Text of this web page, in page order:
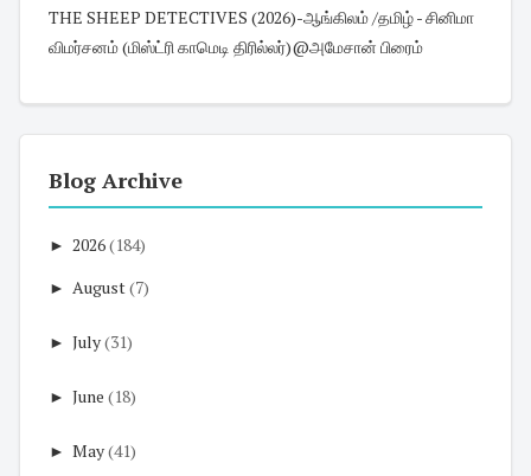
THE SHEEP DETECTIVES (2026)-ஆங்கிலம் /தமிழ் - சினிமா
விமர்சனம் (மிஸ்ட்ரி காமெடி திரில்லர்)@அமேசான் பிரைம்
Blog Archive
► 2026(184)
► August(7)
► July(31)
► June (18)
► May(41)